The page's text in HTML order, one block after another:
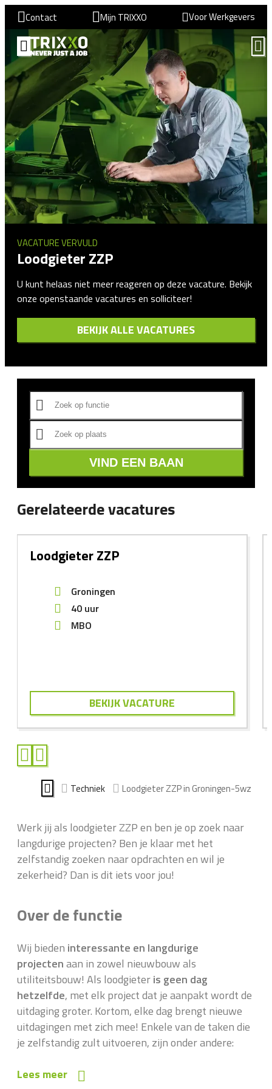
Contact Mijn TRIXXO Voor Werkgevers
VACATURE VERVULD
Loodgieter ZZP
U kunt helaas niet meer reageren op deze vacature. Bekijk
onze openstaande vacatures en solliciteer!
BEKIJK ALLE VACATURES
VIND EEN BAAN
Gerelateerde vacatures
Loodgieter ZZP
Groningen
40 uur
MBO
BEKIJK VACATURE
Techniek Loodgieter ZZP in Groningen-5wz
Werk jij als loodgieter ZZP en ben je op zoek naar
langdurige projecten? Ben je klaar met het
zelfstandig zoeken naar opdrachten en wil je
zekerheid? Dan is dit iets voor jou!
Over de functie
Wij bieden interessante en langdurige
projectenaan in zowel nieuwbouw als
utiliteitsbouw! Als loodgieteris geen dag
hetzelfde, met elk project dat je aanpakt wordt de
uitdaging groter. Kortom, elke dag brengt nieuwe
uitdagingen met zich mee! Enkele van de taken die
je zelfstandig zult uitvoeren, zijn onder andere:
Lees meer